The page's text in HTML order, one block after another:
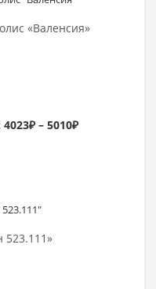
«Валенсия»
– 5010₽
523.111»
>